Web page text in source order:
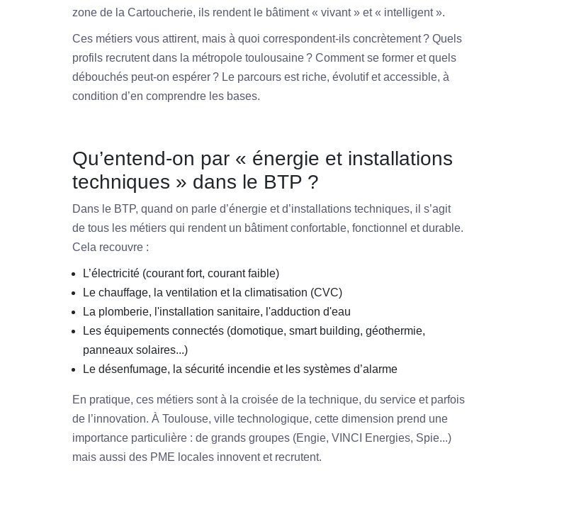
zone de la Cartoucherie, ils rendent le bâtiment « vivant » et « intelligent ».
Ces métiers vous attirent, mais à quoi correspondent-ils concrètement ? Quels
profils recrutent dans la métropole toulousaine ? Comment se former et quels
débouchés peut-on espérer ? Le parcours est riche, évolutif et accessible, à
condition d’en comprendre les bases.
Qu’entend-on par « énergie et installations
techniques » dans le BTP ?
Dans le BTP, quand on parle d’énergie et d’installations techniques, il s’agit
de tous les métiers qui rendent un bâtiment confortable, fonctionnel et durable.
Cela recouvre :
L’électricité (courant fort, courant faible)
Le chauffage, la ventilation et la climatisation (CVC)
La plomberie, l'installation sanitaire, l'adduction d'eau
Les équipements connectés (domotique, smart building, géothermie,
panneaux solaires...)
Le désenfumage, la sécurité incendie et les systèmes d’alarme
En pratique, ces métiers sont à la croisée de la technique, du service et parfois
de l’innovation. À Toulouse, ville technologique, cette dimension prend une
importance particulière : de grands groupes (Engie, VINCI Energies, Spie...)
mais aussi des PME locales innovent et recrutent.